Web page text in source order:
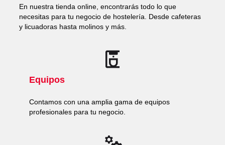
En nuestra tienda online, encontrarás todo lo que
necesitas para tu negocio de hostelería. Desde cafeteras
y licuadoras hasta molinos y más.
Equipos
Contamos con una amplia gama de equipos
profesionales para tu negocio.